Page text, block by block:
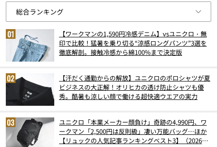
【ワークマンの1,590円冷感デニム】vsユニクロ・無
印で比較！猛暑を乗り切る“涼感ロングパンツ”3選を
徹底解剖。接触冷感から綿100%まで決定版
【汗だく通勤からの解放】ユニクロのポロシャツが夏
ビジネスの大正解！オリヒカの透け防止シャツも優
秀。酷暑も涼しい顔で働ける超快適ウエアの実力
ユニクロ「本業メーカー顔負け」奇跡の4,990円、ワ
ークマン「2,500円は反則級」凄い万能バッグ…ほか
【リュックの人気記事ランキングベスト3】（2026年